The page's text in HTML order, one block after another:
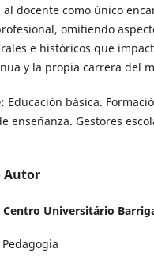
docente como único
omitiendo
e históricos que
y la propia carrera del
Educación básica.
enseñanza. Gestores
Autor
Centro Universitário